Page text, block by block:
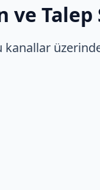
ve Talep
kanallar